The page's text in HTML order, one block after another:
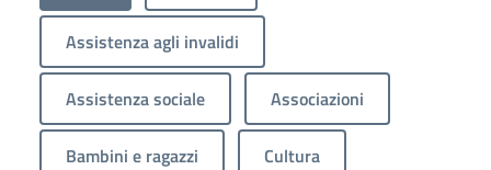
Assistenza agli invalidi
Assistenza sociale Associazioni
Bambini e ragazzi Cultura